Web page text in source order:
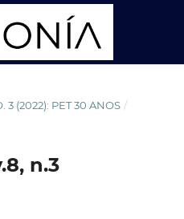
3 (2022): PET 30 ANOS /
n.3